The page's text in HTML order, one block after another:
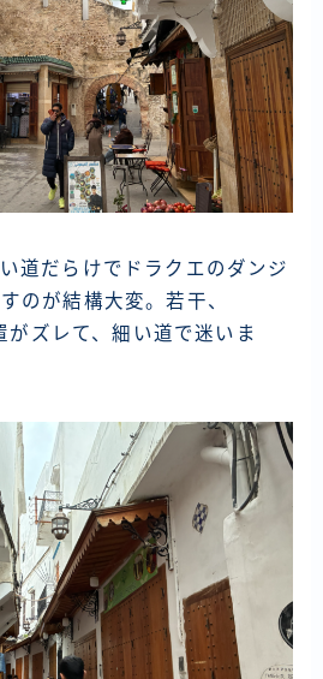
道だらけでドラクエのダンジ
のが結構大変。若干、
ズレて、細い道で迷いま